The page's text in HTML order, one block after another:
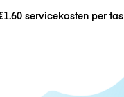
servicekosten per tas